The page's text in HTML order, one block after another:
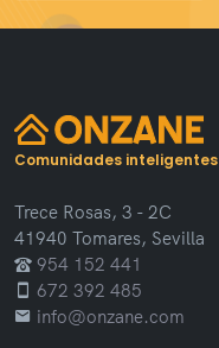
Comunidades inteligentes
Trece Rosas, 3 - 2C
41940 Tomares, Sevilla
954 152 441
672 392 485
info@onzane.com